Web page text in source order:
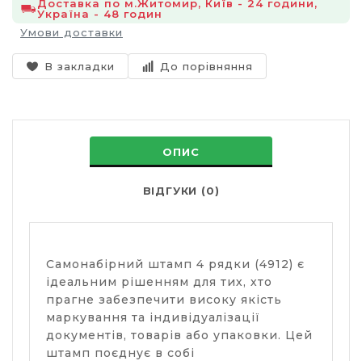
Доставка по м.Житомир, Київ - 24 години,
Україна - 48 годин
Умови доставки
В закладки До порівняння
ОПИС
ВІДГУКИ (0)
Самонабірний штамп 4 рядки (4912) є
ідеальним рішенням для тих, хто
прагне забезпечити високу якість
маркування та індивідуалізації
документів, товарів або упаковки. Цей
штамп поєднує в собі